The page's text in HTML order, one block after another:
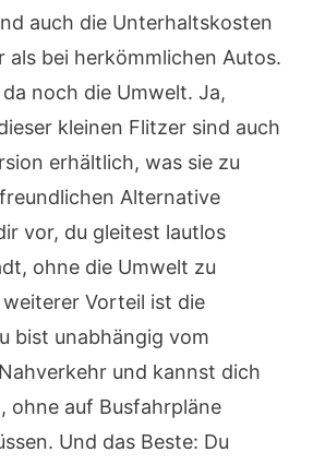
auch die Unterhaltskosten
als bei herkömmlichen Autos.
noch die Umwelt. Ja,
kleinen Flitzer sind auch
erhältlich, was sie zu
Alternative
vor, du gleitest lautlos
ohne die Umwelt zu
weiterer Vorteil ist die
bist unabhängig vom
und kannst dich
ohne auf Busfahrpläne
Und das Beste: Du